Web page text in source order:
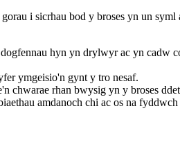
i sicrhau bod y broses yn un
hyn yn drylwyr ac yn cadw
ymgeisio'n gynt y tro nesaf.
chwarae rhan bwysig yn y broses
amdanoch chi ac os na